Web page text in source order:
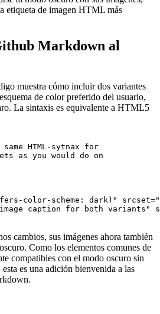
img para indicarle al intérprete de
desde su repositorio o desde un
etiqueta de imagen HTML más
muestra cómo incluir dos variantes
de color preferido del usuario,
La sintaxis es equivalente a HTML5
HTML-sytnax for
caption for both variants"
cambios, sus imágenes ahora también
Como los elementos comunes de
compatibles con el modo oscuro sin
esta es una adición bienvenida a las